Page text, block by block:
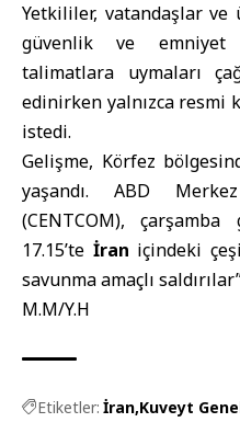
Yetkililer, vatandaşlar ve
güvenlik ve emniyet
talimatlara uymaları
edinirken yalnızca resmi
istedi.
Gelişme, Körfez
yaşandı. ABD
(CENTCOM),
17.15’te İran içindeki
savunma amaçlı
M.M/Y.H
Etiketler: İran Kuveyt